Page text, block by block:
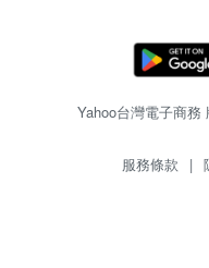
Yahoo台灣電子商
服務條款 |